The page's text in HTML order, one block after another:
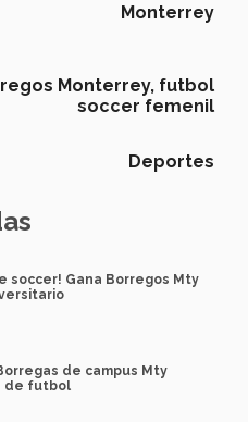
Monterrey
Monterrey, futbol
soccer femenil
Deportes
soccer! Gana Borregos Mty
de campus Mty
de futbol